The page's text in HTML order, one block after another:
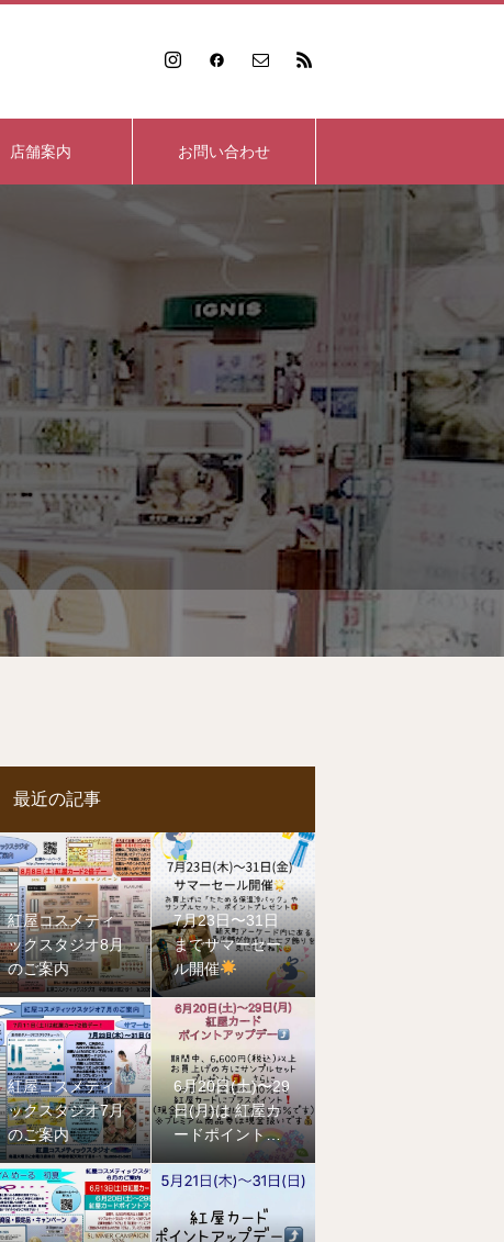
店舗案内 お問い合わせ
最近の記事
紅屋コスメティ
ックスタジオ8月
のご案内
7月23日〜31日
までサマーセー
ル開催
紅屋コスメティ
ックスタジオ7月
のご案内
6月20日(土)〜29
日(月)は 紅屋カ
ードポイントア